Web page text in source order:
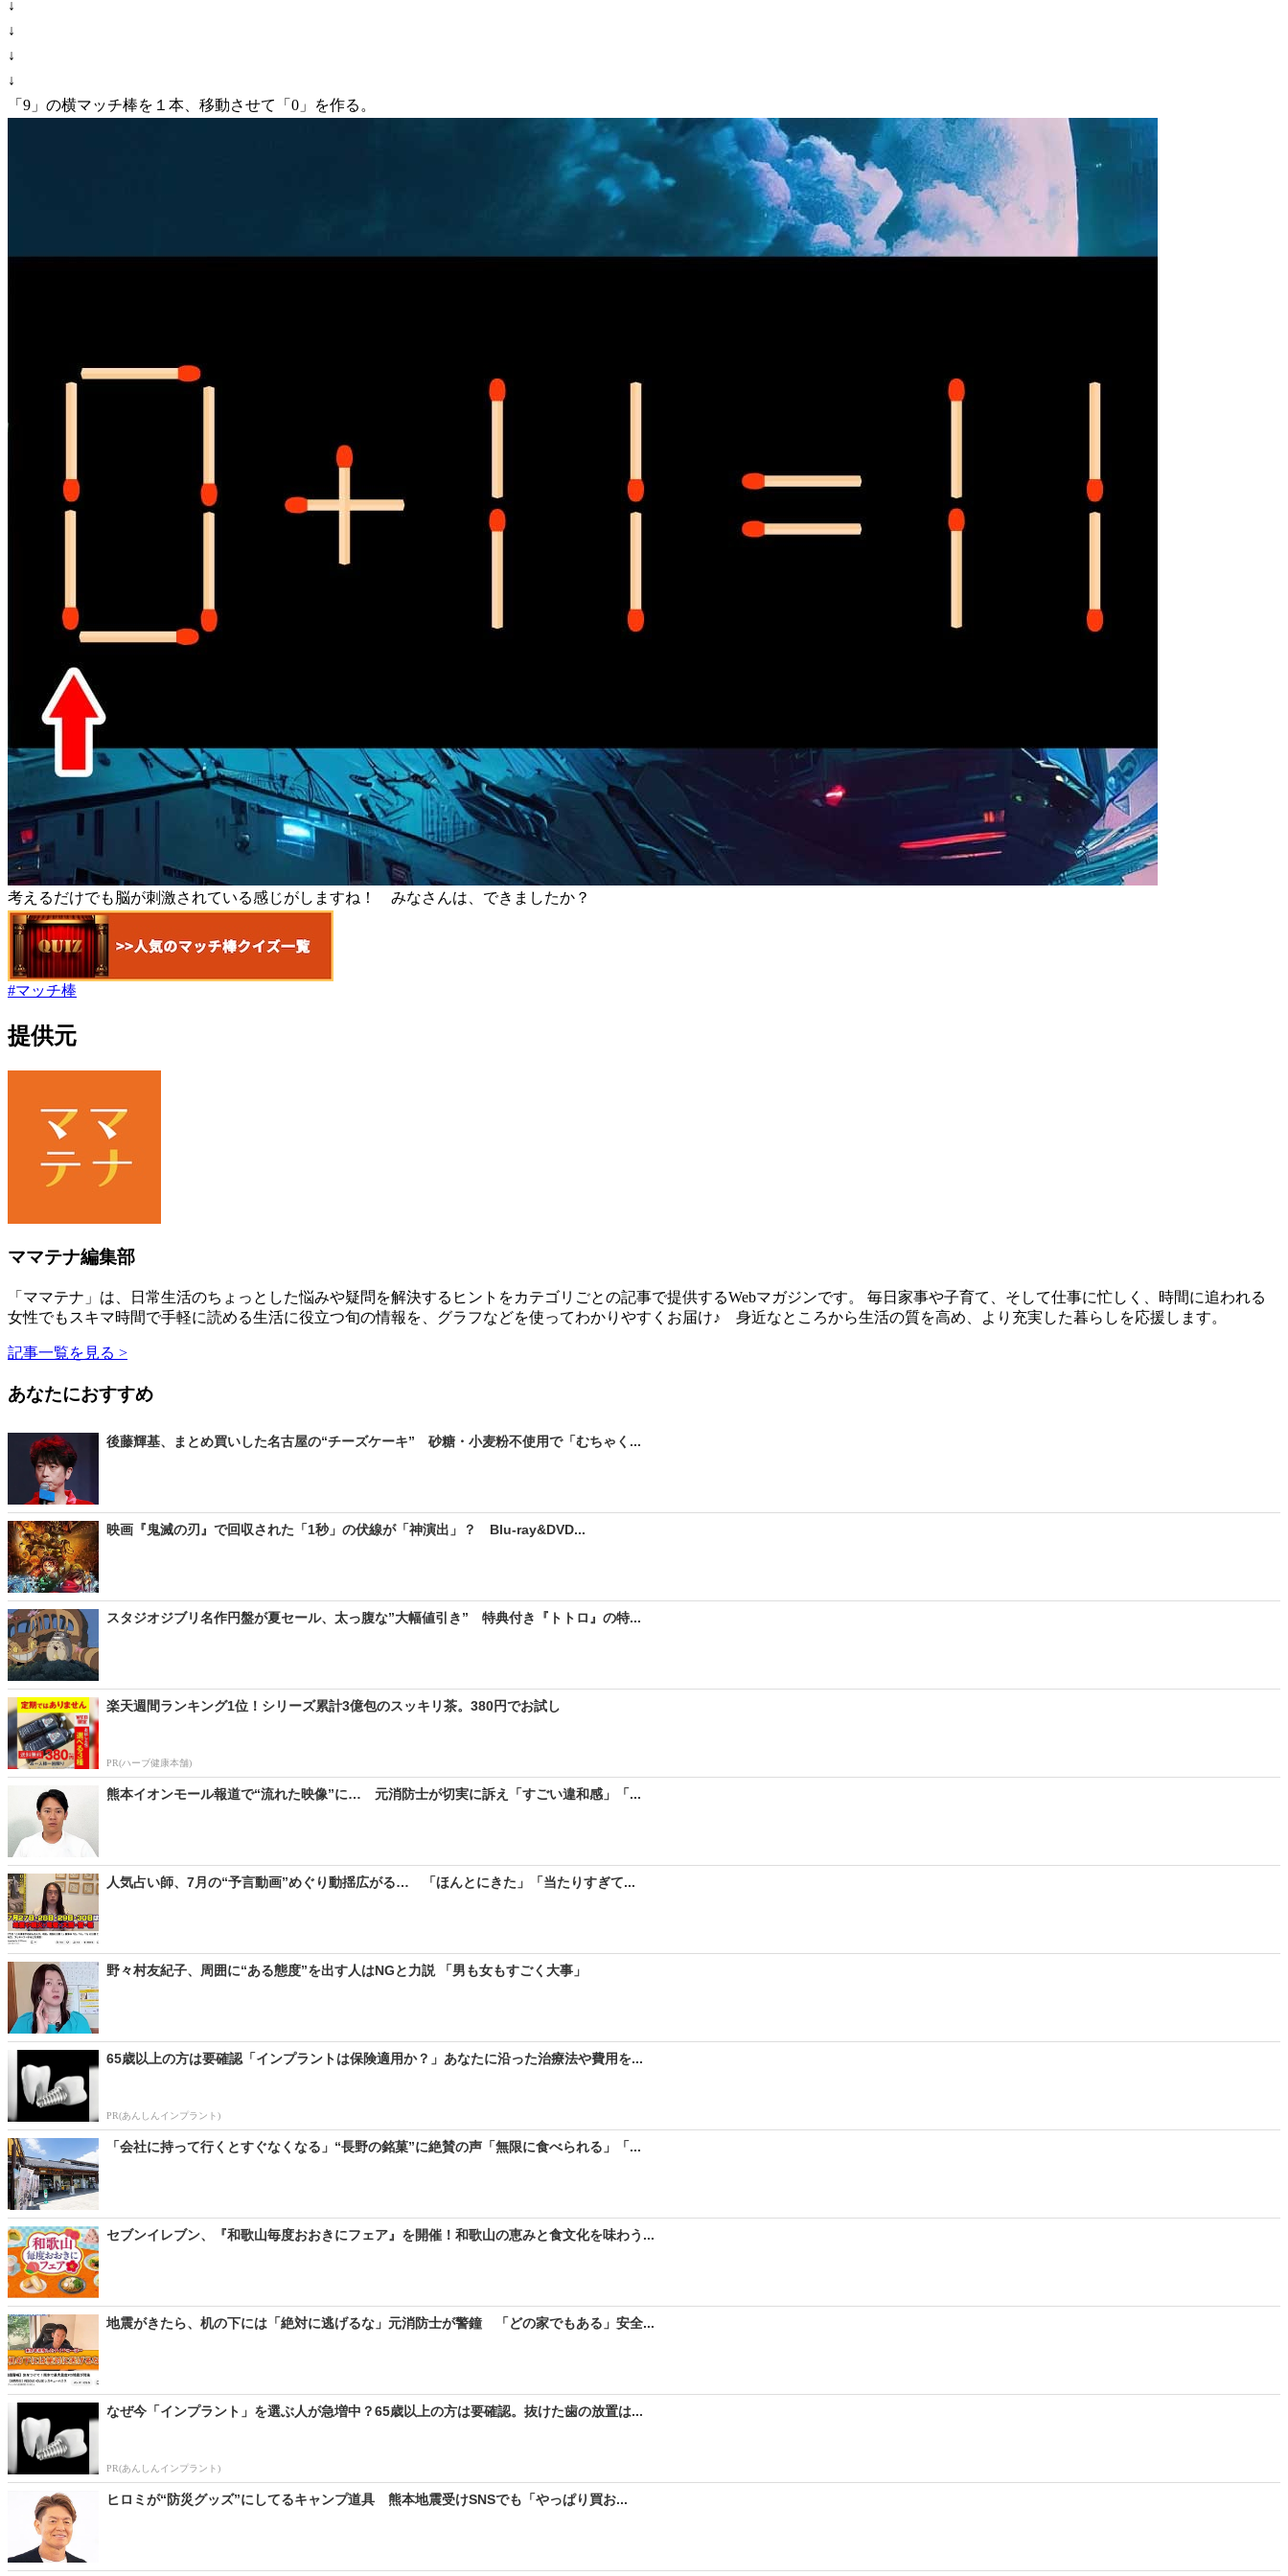
↓
↓
↓
↓
「9」の横マッチ棒を１本、移動させて「0」を作る。
考えるだけでも脳が刺激されている感じがしますね！ みなさんは、できましたか？
#マッチ棒
提供元
ママテナ編集部
「ママテナ」は、日常生活のちょっとした悩みや疑問を解決するヒントをカテゴリごとの記事で提供するWebマガジンです。 毎日家事や子育て、そして仕事に忙しく、時間に追われる
女性でもスキマ時間で手軽に読める生活に役立つ旬の情報を、グラフなどを使ってわかりやすくお届け♪ 身近なところから生活の質を高め、より充実した暮らしを応援します。
記事一覧を見る >
あなたにおすすめ
後藤輝基、まとめ買いした名古屋の“チーズケーキ” 砂糖・小麦粉不使用で「むちゃく...
映画『鬼滅の刃』で回収された「1秒」の伏線が「神演出」？ Blu-ray&DVD...
スタジオジブリ名作円盤が夏セール、太っ腹な”大幅値引き” 特典付き『トトロ』の特...
楽天週間ランキング1位！シリーズ累計3億包のスッキリ茶。380円でお試し
PR(ハーブ健康本舗)
熊本イオンモール報道で“流れた映像”に… 元消防士が切実に訴え「すごい違和感」「...
人気占い師、7月の“予言動画”めぐり動揺広がる… 「ほんとにきた」「当たりすぎて...
野々村友紀子、周囲に“ある態度”を出す人はNGと力説 「男も女もすごく大事」
65歳以上の方は要確認「インプラントは保険適用か？」あなたに沿った治療法や費用を...
PR(あんしんインプラント)
「会社に持って行くとすぐなくなる」“長野の銘菓”に絶賛の声「無限に食べられる」「...
セブンイレブン、『和歌山毎度おおきにフェア』を開催！和歌山の恵みと食文化を味わう...
地震がきたら、机の下には「絶対に逃げるな」元消防士が警鐘 「どの家でもある」安全...
なぜ今「インプラント」を選ぶ人が急増中？65歳以上の方は要確認。抜けた歯の放置は...
PR(あんしんインプラント)
ヒロミが“防災グッズ”にしてるキャンプ道具 熊本地震受けSNSでも「やっぱり買お...